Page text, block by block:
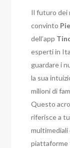
Il futuro dei
convinto
dell’app
esperti in
guardare i
la sua
milioni di
Questo
riferisce a
piattaforme